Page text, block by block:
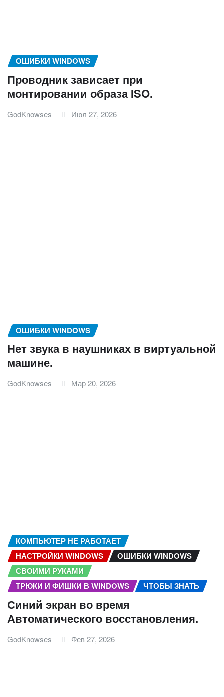
ОШИБКИ WINDOWS
Проводник зависает при
монтировании образа ISO.
GodKnowses Июл 27, 2026
ОШИБКИ WINDOWS
Нет звука в наушниках в виртуальной
машине.
GodKnowses Мар 20, 2026
КОМПЬЮТЕР НЕ РАБОТАЕТ
НАСТРОЙКИ WINDOWS
ОШИБКИ WINDOWS
СВОИМИ РУКАМИ
ТРЮКИ И ФИШКИ В WINDOWS
ЧТОБЫ ЗНАТЬ
Синий экран во время
Автоматического восстановления.
GodKnowses Фев 27, 2026